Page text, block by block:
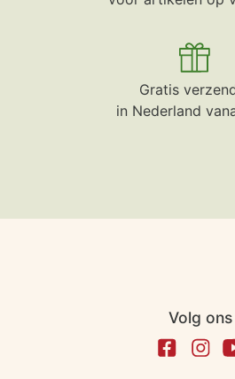
Gratis
in Nederland
Volg ons